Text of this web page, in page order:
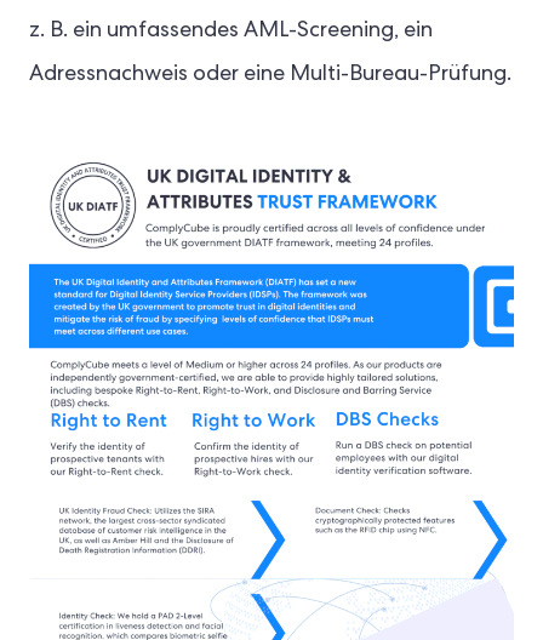
z. B. ein umfassendes AML-Screening, ein
Adressnachweis oder eine Multi-Bureau-Prüfung.